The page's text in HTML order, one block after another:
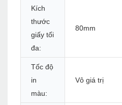
Kích
thước
giấy tối
đa:
80mm
Tốc độ
in
màu:
Vô giá trị